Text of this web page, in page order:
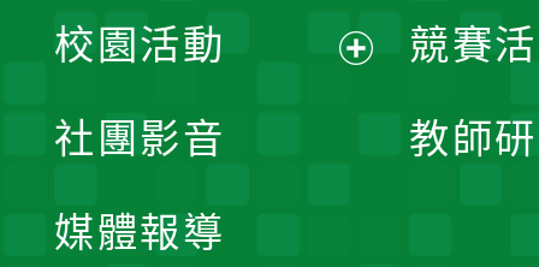
競賽
教師
開
校園活動
社團影音
媒體報導